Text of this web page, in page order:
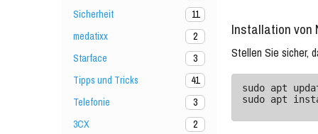
Sicherheit
11
medatixx
2
Starface
3
Tipps und Tricks
41
Telefonie
3
3CX
2
Installation von
Stellen Sie sicher,
sudo apt
sudo apt